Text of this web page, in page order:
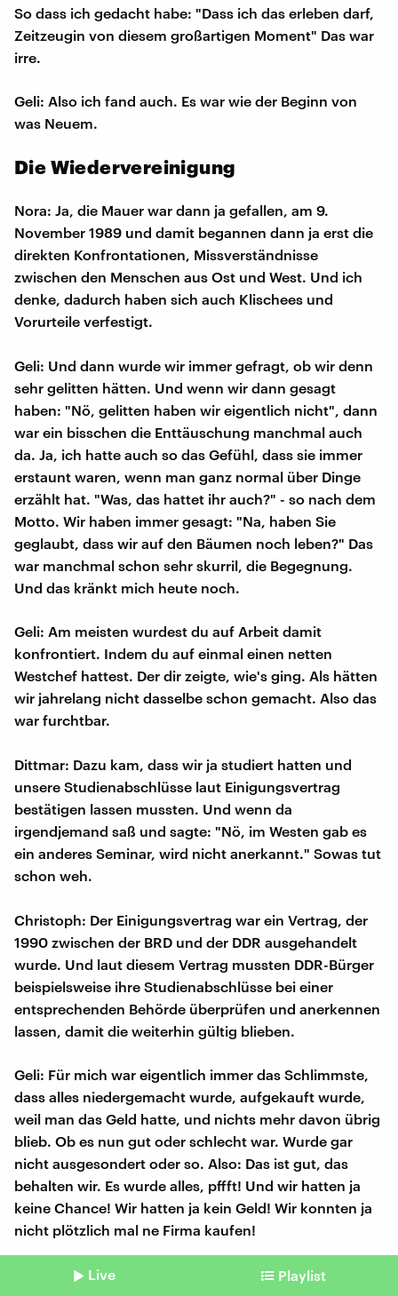
So dass ich gedacht habe: "Dass ich das erleben darf,
Zeitzeugin von diesem großartigen Moment" Das war
irre.
Geli: Also ich fand auch. Es war wie der Beginn von
was Neuem.
Die Wiedervereinigung
Nora: Ja, die Mauer war dann ja gefallen, am 9.
November 1989 und damit begannen dann ja erst die
direkten Konfrontationen, Missverständnisse
zwischen den Menschen aus Ost und West. Und ich
denke, dadurch haben sich auch Klischees und
Vorurteile verfestigt.
Geli: Und dann wurde wir immer gefragt, ob wir denn
sehr gelitten hätten. Und wenn wir dann gesagt
haben: "Nö, gelitten haben wir eigentlich nicht", dann
war ein bisschen die Enttäuschung manchmal auch
da. Ja, ich hatte auch so das Gefühl, dass sie immer
erstaunt waren, wenn man ganz normal über Dinge
erzählt hat. "Was, das hattet ihr auch?" - so nach dem
Motto. Wir haben immer gesagt: "Na, haben Sie
geglaubt, dass wir auf den Bäumen noch leben?" Das
war manchmal schon sehr skurril, die Begegnung.
Und das kränkt mich heute noch.
Geli: Am meisten wurdest du auf Arbeit damit
konfrontiert. Indem du auf einmal einen netten
Westchef hattest. Der dir zeigte, wie's ging. Als hätten
wir jahrelang nicht dasselbe schon gemacht. Also das
war furchtbar.
Dittmar: Dazu kam, dass wir ja studiert hatten und
unsere Studienabschlüsse laut Einigungsvertrag
bestätigen lassen mussten. Und wenn da
irgendjemand saß und sagte: "Nö, im Westen gab es
ein anderes Seminar, wird nicht anerkannt." Sowas tut
schon weh.
Christoph: Der Einigungsvertrag war ein Vertrag, der
1990 zwischen der BRD und der DDR ausgehandelt
wurde. Und laut diesem Vertrag mussten DDR-Bürger
beispielsweise ihre Studienabschlüsse bei einer
entsprechenden Behörde überprüfen und anerkennen
lassen, damit die weiterhin gültig blieben.
Geli: Für mich war eigentlich immer das Schlimmste,
dass alles niedergemacht wurde, aufgekauft wurde,
weil man das Geld hatte, und nichts mehr davon übrig
blieb. Ob es nun gut oder schlecht war. Wurde gar
nicht ausgesondert oder so. Also: Das ist gut, das
behalten wir. Es wurde alles, pffft! Und wir hatten ja
keine Chance! Wir hatten ja kein Geld! Wir konnten ja
nicht plötzlich mal ne Firma kaufen!
Christoph: Für meine Mama war es halt keine
Live Playlist